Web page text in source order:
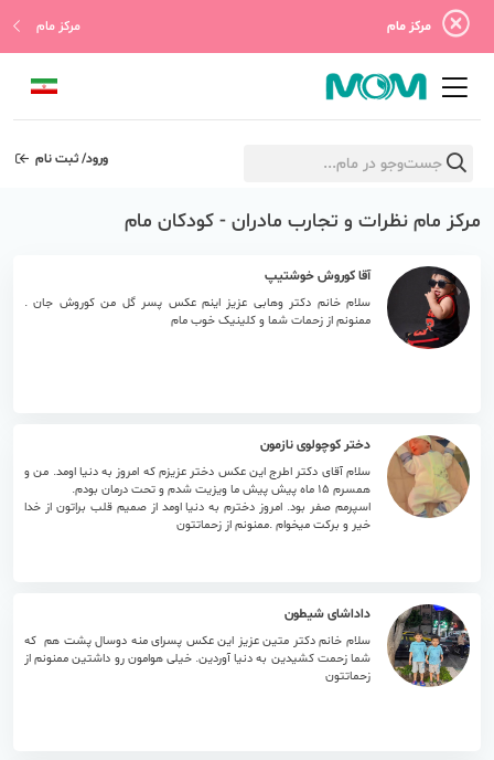
مرکز مام مرکز مام
ورود/ ثبت نام
مرکز مام نظرات و تجارب مادران - کودکان مام
آقا کوروش خوشتیپ
سلام خانم دکتر وهابی عزیز اینم عکس پسر گل من کوروش جان .
ممنونم از زحمات شما و کلینیک خوب مام
۱۴ مرداد ۱۴۰۵
دختر کوچولوی نازمون
سلام آقای دکتر اطرج این عکس دختر عزیزم که امروز به دنیا اومد. من و
همسرم 15 ماه پیش پیش ما ویزیت شدم و تحت درمان بودم.
اسپرمم صفر بود. امروز دخترم به دنیا اومد از صمیم قلب براتون از خدا
خیر و برکت میخوام .ممنونم از زحماتتون
داداشای شیطون
سلام خانم دکتر متین عزیز این عکس پسرای منه دوسال پشت هم که
شما زحمت کشیدین به دنیا آوردین. خیلی هوامون رو داشتین ممنونم از
زحماتتون